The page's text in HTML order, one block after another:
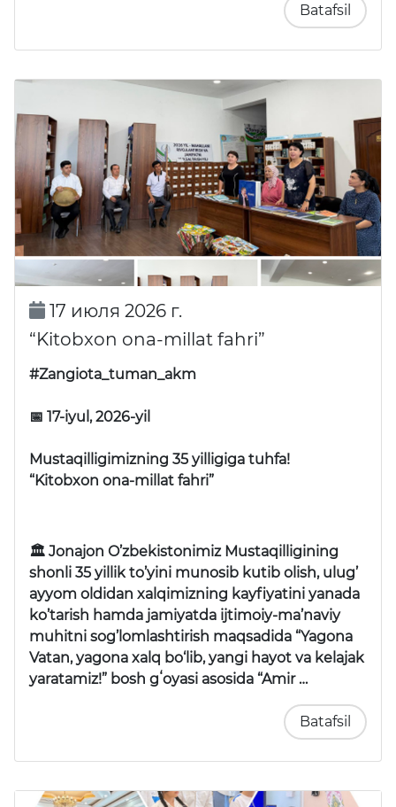
Batafsil
17 июля 2026 г.
“Kitobxon ona-millat fahri”
#Zangiota_tuman_akm
📅 17-iyul, 2026-yil
Mustaqilligimizning 35 yilligiga tuhfa!
“Kitobxon ona-millat fahri”
🏛 Jonajon O’zbekistonimiz Mustaqilligining
shonli 35 yillik to’yini munosib kutib olish, ulug’
ayyom oldidan xalqimizning kayfiyatini yanada
ko’tarish hamda jamiyatda ijtimoiy-ma’naviy
muhitni sog’lomlashtirish maqsadida “Yagona
Vatan, yagona xalq bo‘lib, yangi hayot va kelajak
yaratamiz!” bosh gʻoyasi asosida “Amir …
Batafsil